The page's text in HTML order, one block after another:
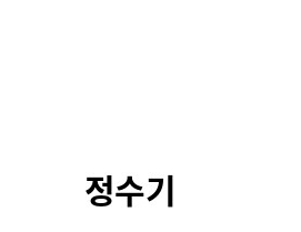
정수기